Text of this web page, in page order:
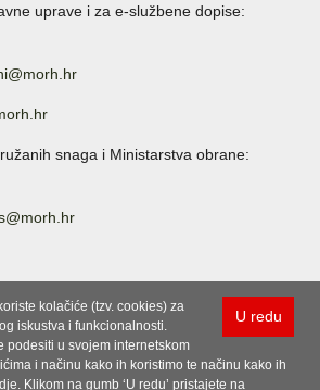
uprave i za e-službene dopise:
snaga i Ministarstva obrane:
U redu
kolačiće (tzv. cookies) za
iskustva i funkcionalnosti.
podesiti u svojem internetskom
i načinu kako ih koristimo te načinu kako ih
Klikom na gumb ‘U redu’ pristajete na